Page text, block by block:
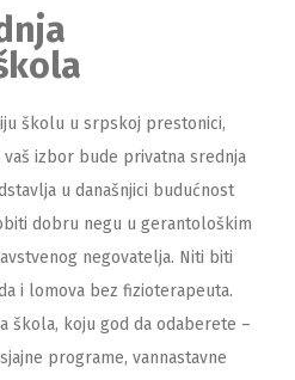
školu u srpskoj prestonici,
izbor bude privatna srednja
u današnjici budućnost
dobru negu u gerantološkim
negovatelja. Niti biti
i lomova bez fizioterapeuta.
škola, koju god da odaberete –
programe, vannastavne